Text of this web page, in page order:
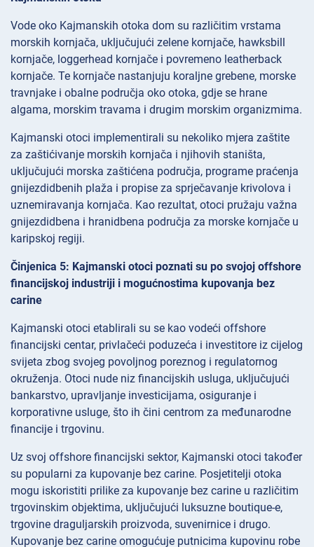
Vode oko Kajmanskih otoka dom su različitim vrstama
morskih kornjača, uključujući zelene kornjače, hawksbill
kornjače, loggerhead kornjače i povremeno leatherback
kornjače. Te kornjače nastanjuju koraljne grebene, morske
travnjake i obalne područja oko otoka, gdje se hrane
algama, morskim travama i drugim morskim organizmima.
Kajmanski otoci implementirali su nekoliko mjera zaštite
za zaštićivanje morskih kornjača i njihovih staništa,
uključujući morska zaštićena područja, programe praćenja
gnijezdidbenih plaža i propise za sprječavanje krivolova i
uznemiravanja kornjača. Kao rezultat, otoci pružaju važna
gnijezdidbena i hranidbena područja za morske kornjače u
karipskoj regiji.
Činjenica 5: Kajmanski otoci poznati su po svojoj offshore
financijskoj industriji i mogućnostima kupovanja bez
carine
Kajmanski otoci etablirali su se kao vodeći offshore
financijski centar, privlačeći poduzeća i investitore iz cijelog
svijeta zbog svojeg povoljnog poreznog i regulatornog
okruženja. Otoci nude niz financijskih usluga, uključujući
bankarstvo, upravljanje investicijama, osiguranje i
korporativne usluge, što ih čini centrom za međunarodne
financije i trgovinu.
Uz svoj offshore financijski sektor, Kajmanski otoci također
su popularni za kupovanje bez carine. Posjetitelji otoka
mogu iskoristiti prilike za kupovanje bez carine u različitim
trgovinskim objektima, uključujući luksuzne boutique-e,
trgovine draguljarskih proizvoda, suvenirnice i drugo.
Kupovanje bez carine omogućuje putnicima kupovinu robe